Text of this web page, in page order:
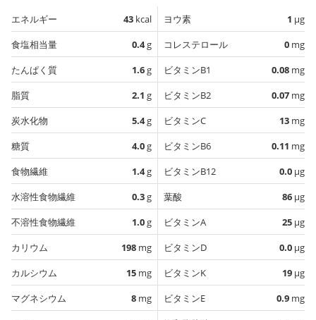
エネルギー 43 kcal
食塩相当量
0.4g
たんぱく質
1.6g
脂質
2.1 g
炭水化物
5.4g
糖質
4.0g
食物繊維
1.4g
水溶性食物繊維
0.3g
不溶性食物繊維
1.0g
カリウム
198 mg
カルシウム
15 mg
マグネシウム
8 mg
ヨウ素 1 µg
コレステロール
0 mg
ビタミンB1
0.08 mg
ビタミンB2
0.07 mg
ビタミンC
13 mg
ビタミンB6
0.11 mg
ビタミンB12
0.0 µg
葉酸
86 µg
ビタミンA
25 µg
ビタミンD
0.0 µg
ビタミンK
19 µg
ビタミンE
0.9 mg